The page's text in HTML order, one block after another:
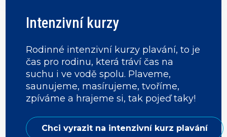
Intenzivní kurzy
Rodinné intenzivní kurzy plavání, to je
čas pro rodinu, která tráví čas na
suchu i ve vodě spolu. Plaveme,
saunujeme, masírujeme, tvoříme,
zpíváme a hrajeme si, tak pojeď taky!
Chci vyrazit na intenzivní kurz plavání